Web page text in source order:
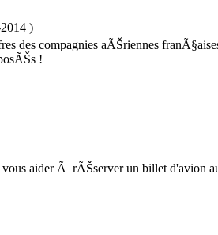
)
des compagnies aÃŠriennes
!
aider Ã rÃŠserver un billet d'avion